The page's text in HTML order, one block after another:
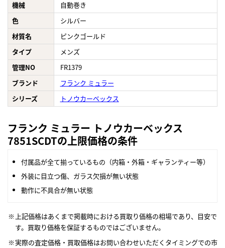
機械
自動巻き
色
シルバー
材質名
ピンクゴールド
タイプ
メンズ
管理NO
FR1379
ブランド
フランク ミュラー
シリーズ
トノウカーベックス
フランク ミュラー トノウカーベックス
7851SCDTの上限価格の条件
付属品が全て揃っているもの（内箱・外箱・ギャランティー等）
外装に目立つ傷、ガラス欠損が無い状態
動作に不具合が無い状態
上記価格はあくまで掲載時における買取り価格の相場であり、目安で
す。買取り価格を保証するものではございません。
実際の査定価格・買取価格はお問い合わせいただくタイミングでの市